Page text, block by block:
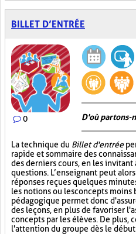
BILLET D’ENTRÉE
0 D'où partons-
La technique du Billet d'entrée
rapide et sommaire des
des derniers cours, en les
questions. L’enseignant peut
réponses reçues quelques
les notions ou les concepts
pédagogique permet donc
des leçons, en plus de favoriser
concepts par les élèves. De
l'attention du groupe dès le